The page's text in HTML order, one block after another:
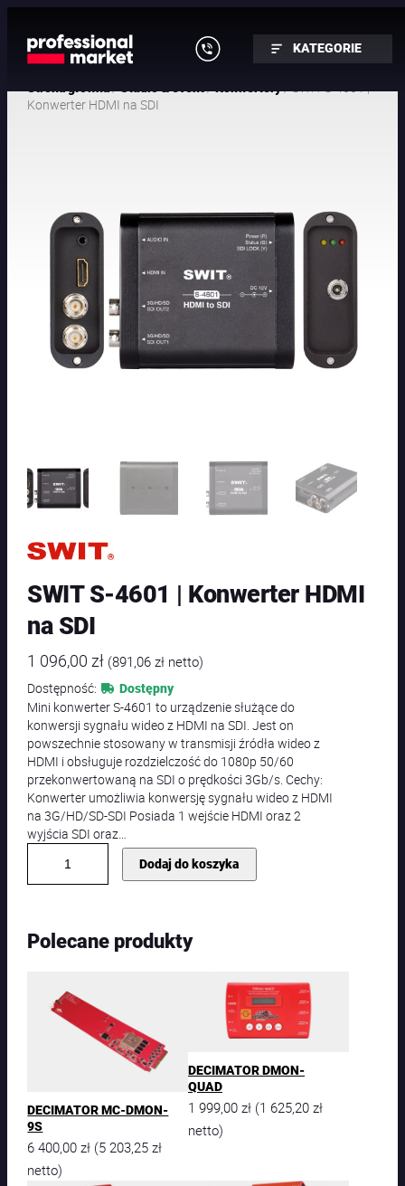
KATEGORIE
/ /
/ SWIT S-4601 |
Konwerter HDMI na SDI
SWIT S-4601 | Konwerter HDMI
na SDI
1 096,00 zł (891,06zł netto)
Dostępność:
Dostępny
Mini konwerter S-4601 to urządzenie służące do
konwersji sygnału wideo z HDMI na SDI. Jest on
powszechnie stosowany w transmisji źródła wideo z
HDMI i obsługuje rozdzielczość do 1080p 50/60
przekonwertowaną na SDI o prędkości 3Gb/s. Cechy:
Konwerter umożliwia konwersję sygnału wideo z HDMI
na 3G/HD/SD-SDI Posiada 1 wejście HDMI oraz 2
wyjścia SDI oraz…
o
S
1
|
K
o
n
Dodaj do koszyka
Polecane produkty
DECIMATOR MC-DMON-
9S
6 400,00zł (5 203,25zł
netto)
DECIMATOR DMON-
QUAD
1 999,00 zł (1 625,20 zł
netto)